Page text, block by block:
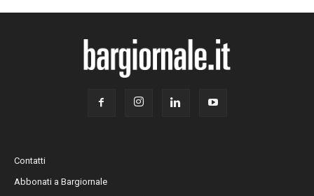
Contatti
Abbonati a Bargiornale